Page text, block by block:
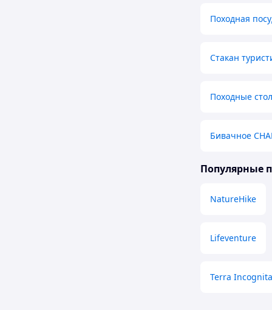
Походная
Стакан
Походные
Бивачное
Популярные
NatureHike
Lifeventure
Terra Incognita